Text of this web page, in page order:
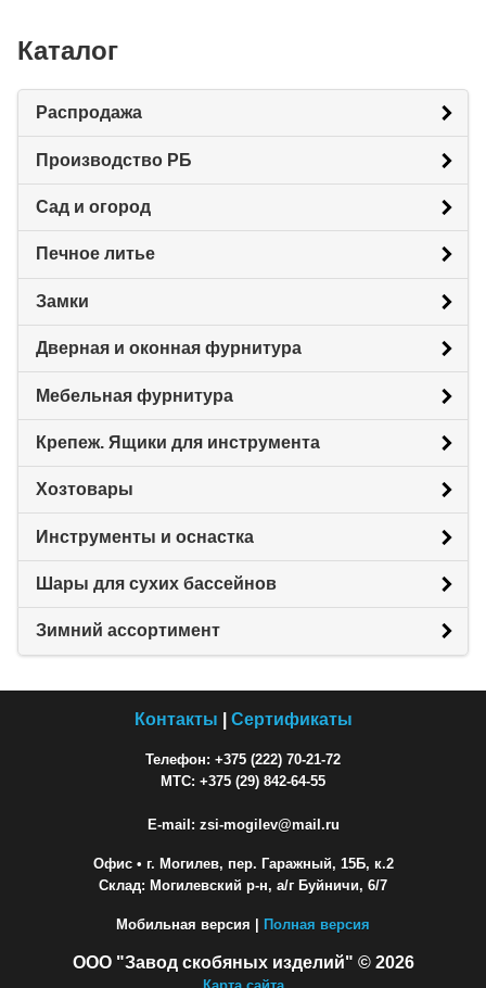
Каталог
Распродажа
Производство РБ
Сад и огород
Печное литье
Замки
Дверная и оконная фурнитура
Мебельная фурнитура
Крепеж. Ящики для инструмента
Хозтовары
Инструменты и оснастка
Шары для сухих бассейнов
Зимний ассортимент
Контакты Сертификаты
Телефон: +375 (222) 70-21-72
МТС: +375 (29) 842-64-55
E-mail: zsi-mogilev@mail.ru
Офис• г. Могилев, пер. Гаражный, 15Б, к.2
Склад: Могилевский р-н, а/г Буйничи, 6/7
Мобильная версия | Полная версия
ООО "Завод скобяных изделий" © 2026